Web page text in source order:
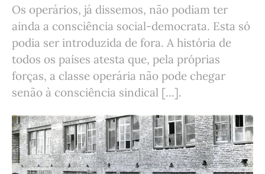
Os operários, já dissemos, não podiam ter
ainda a consciência social-democrata. Esta só
podia ser introduzida de fora. A história de
todos os países atesta que, pela próprias
forças, a classe operária não pode chegar
senão à consciência sindical [...].